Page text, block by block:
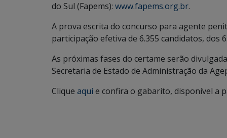
do Sul (Fapems): www.fapems.org.br.
A prova escrita do concurso para agente
participação efetiva de 6.355 candidatos, dos
As próximas fases do certame serão
Secretaria de Estado de Administração da
Clique aqui e confira o gabarito, disponível a